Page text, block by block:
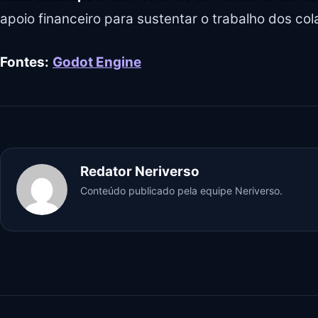
apoio financeiro para sustentar o trabalho dos
Fontes: Godot Engine
Redator Neriverso
Conteúdo publicado pela equipe Neriverso.